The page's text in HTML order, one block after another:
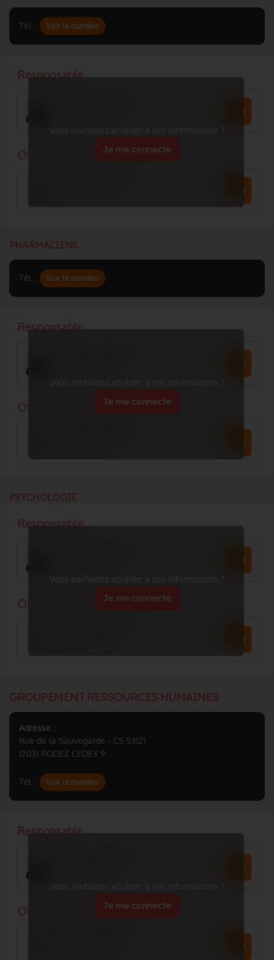
Tél. : Voir le numéro
Vous souhaitez accéder à ces informations ?
Je me connecte
PHARMACIENS
Tél. : Voir le numéro
Vous souhaitez accéder à ces informations ?
Je me connecte
PSYCHOLOGIE
Vous souhaitez accéder à ces informations ?
Je me connecte
GROUPEMENT RESSOURCES HUMAINES
Adresse :
Rue de la Sauvegarde - CS 53121
12031 RODEZ CEDEX 9
Tél. : Voir le numéro
Vous souhaitez accéder à ces informations ?
Je me connecte